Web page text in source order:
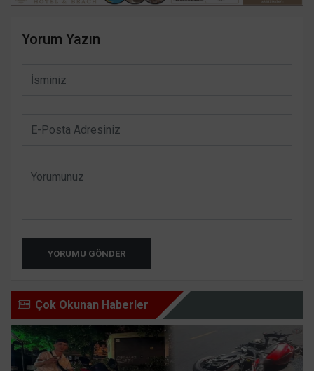
Yorum Yazın
YORUMU GÖNDER
Çok Okunan Haberler